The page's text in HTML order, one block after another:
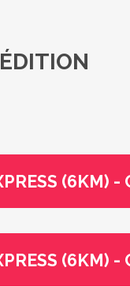
(6KM) -
(6KM) -